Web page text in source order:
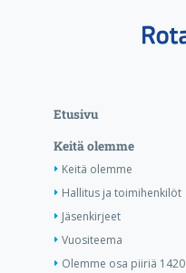
Etusivu
Keitä olemme
Keitä olemme
Hallitus ja toimihenkilöt
Jäsenkirjeet
Vuositeema
Olemme osa piiriä 1420